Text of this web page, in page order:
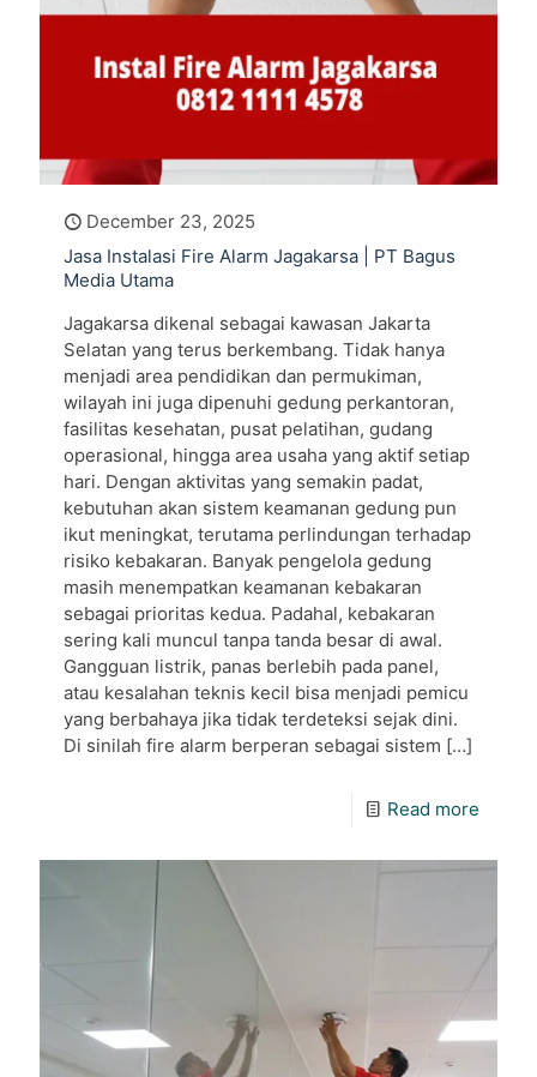
December 23, 2025
Jasa Instalasi Fire Alarm Jagakarsa | PT Bagus
Media Utama
Jagakarsa dikenal sebagai kawasan Jakarta
Selatan yang terus berkembang. Tidak hanya
menjadi area pendidikan dan permukiman,
wilayah ini juga dipenuhi gedung perkantoran,
fasilitas kesehatan, pusat pelatihan, gudang
operasional, hingga area usaha yang aktif setiap
hari. Dengan aktivitas yang semakin padat,
kebutuhan akan sistem keamanan gedung pun
ikut meningkat, terutama perlindungan terhadap
risiko kebakaran. Banyak pengelola gedung
masih menempatkan keamanan kebakaran
sebagai prioritas kedua. Padahal, kebakaran
sering kali muncul tanpa tanda besar di awal.
Gangguan listrik, panas berlebih pada panel,
atau kesalahan teknis kecil bisa menjadi pemicu
yang berbahaya jika tidak terdeteksi sejak dini.
Di sinilah fire alarm berperan sebagai sistem […]
Read more